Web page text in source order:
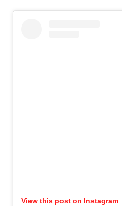
View this post on Instagram